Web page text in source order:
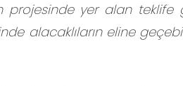
projesinde yer alan teklife
alacaklıların eline